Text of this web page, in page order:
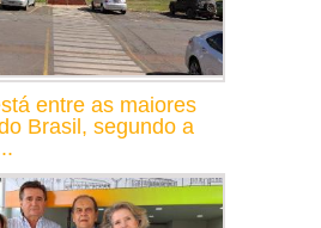
entre as maiores
Brasil, segundo a